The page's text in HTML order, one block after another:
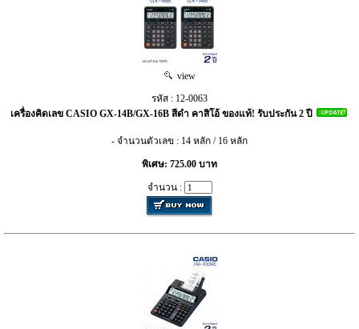
view
รหัส : 12-0063
เครื่องคิดเลข CASIO GX-14B/GX-16B สีดำ คาสิโอ้ ของแท้! รับประกัน 2 ปี
- จำนวนตัวเลข : 14 หลัก / 16 หลัก
พิเศษ: 725.00 บาท
จำนวน :